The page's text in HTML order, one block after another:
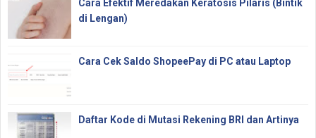
Cara Efektif Meredakan Keratosis Pilaris (Bintik
di Lengan)
Cara Cek Saldo ShopeePay di PC atau Laptop
Daftar Kode di Mutasi Rekening BRI dan Artinya